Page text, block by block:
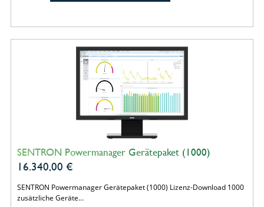
SENTRON Powermanager Gerätepaket (1000)
16.340,00 €
SENTRON Powermanager Gerätepaket (1000) Lizenz-Download 1000
zusätzliche Geräte…